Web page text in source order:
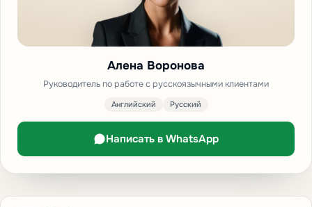
Алена Воронова
Руководитель по работе с русскоязычными клиентами
Английский Русский
Написать в WhatsApp